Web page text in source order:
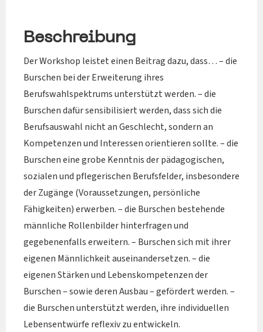
Beschreibung
Der Workshop leistet einen Beitrag dazu, dass… – die
Burschen bei der Erweiterung ihres
Berufswahlspektrums unterstützt werden. – die
Burschen dafür sensibilisiert werden, dass sich die
Berufsauswahl nicht an Geschlecht, sondern an
Kompetenzen und Interessen orientieren sollte. – die
Burschen eine grobe Kenntnis der pädagogischen,
sozialen und pflegerischen Berufsfelder, insbesondere
der Zugänge (Voraussetzungen, persönliche
Fähigkeiten) erwerben. – die Burschen bestehende
männliche Rollenbilder hinterfragen und
gegebenenfalls erweitern. – Burschen sich mit ihrer
eigenen Männlichkeit auseinandersetzen. – die
eigenen Stärken und Lebenskompetenzen der
Burschen – sowie deren Ausbau – gefördert werden. –
die Burschen unterstützt werden, ihre individuellen
Lebensentwürfe reflexiv zu entwickeln.